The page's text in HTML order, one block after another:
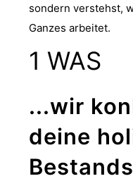
sondern verstehst,
Ganzes arbeitet.
1 WAS
...wir
deine